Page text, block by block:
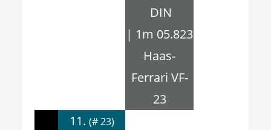
DIN
| 1m 05.823
Haas-
Ferrari VF-
23
11. (# 23)